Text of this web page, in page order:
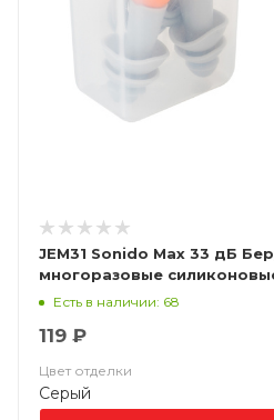
JEM31 Sonido Max 33 дБ
многоразовые
пластиковом боксе
Есть в наличии: 68
119 ₽
Цвет отделки
Серый